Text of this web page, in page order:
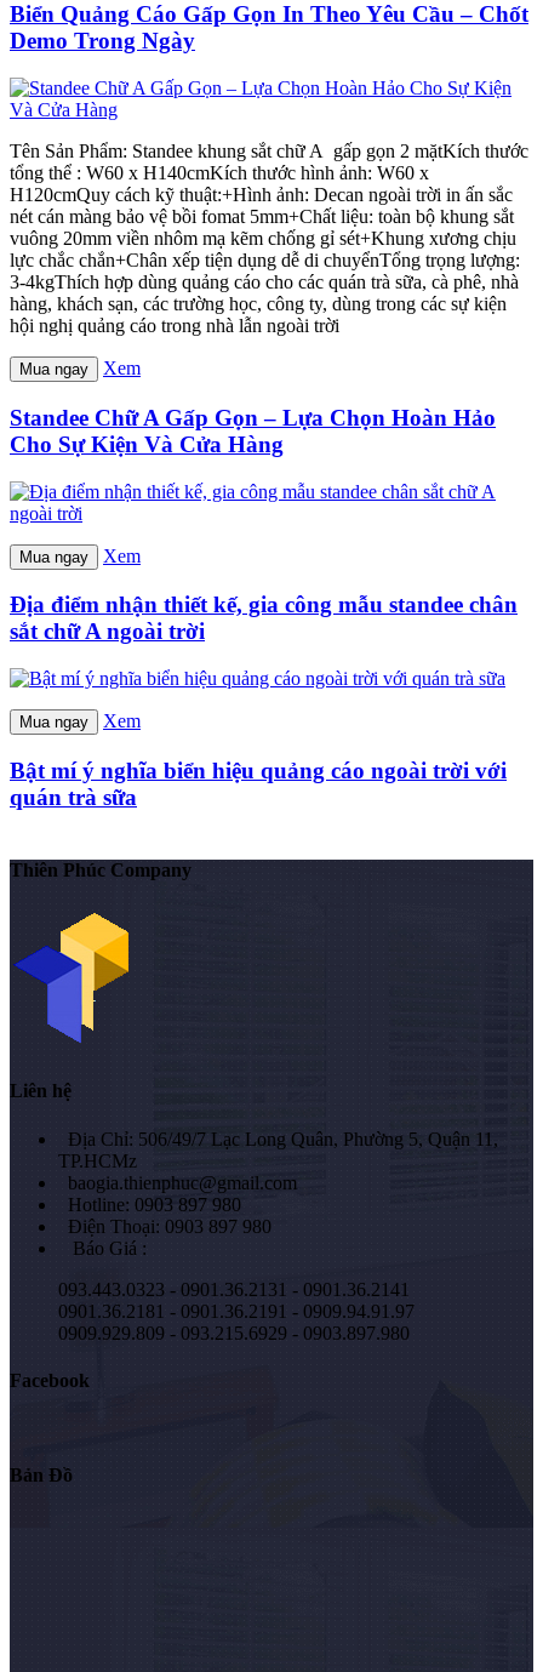
Biển Quảng Cáo Gấp Gọn In Theo Yêu Cầu – Chốt
Demo Trong Ngày
Tên Sản Phẩm: Standee khung sắt chữ A gấp gọn 2 mặtKích thước
tổng thể : W60 x H140cmKích thước hình ảnh: W60 x
H120cmQuy cách kỹ thuật:+Hình ảnh: Decan ngoài trời in ấn sắc
nét cán màng bảo vệ bồi fomat 5mm+Chất liệu: toàn bộ khung sắt
vuông 20mm viền nhôm mạ kẽm chống gỉ sét+Khung xương chịu
lực chắc chắn+Chân xếp tiện dụng dễ di chuyểnTổng trọng lượng:
3-4kgThích hợp dùng quảng cáo cho các quán trà sữa, cà phê, nhà
hàng, khách sạn, các trường học, công ty, dùng trong các sự kiện
hội nghị quảng cáo trong nhà lẫn ngoài trời
Mua ngay Xem
Standee Chữ A Gấp Gọn – Lựa Chọn Hoàn Hảo
Cho Sự Kiện Và Cửa Hàng
Mua ngay Xem
Địa điểm nhận thiết kế, gia công mẫu standee chân
sắt chữ A ngoài trời
Mua ngay Xem
Bật mí ý nghĩa biển hiệu quảng cáo ngoài trời với
quán trà sữa
Thiên Phúc Company
Liên hệ
Địa Chỉ: 506/49/7 Lạc Long Quân, Phường 5, Quận 11,
TP.HCMz
baogia.thienphuc@gmail.com
Hotline: 0903 897 980
Điện Thoại: 0903 897 980
Báo Giá :
093.443.0323 - 0901.36.2131 - 0901.36.2141
0901.36.2181 - 0901.36.2191 - 0909.94.91.97
0909.929.809 - 093.215.6929 - 0903.897.980
Facebook
Bản Đồ